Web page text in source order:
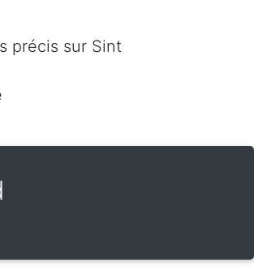
précis sur Sint